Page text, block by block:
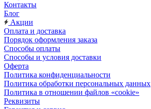
Контакты
Блог
Акции
Оплата и доставка
Порядок оформления заказа
Способы оплаты
Способы и условия доставки
Оферта
Политика конфиденциальности
Политика обработки персональных данных
Политика в отношении файлов «cookie»
Реквизиты